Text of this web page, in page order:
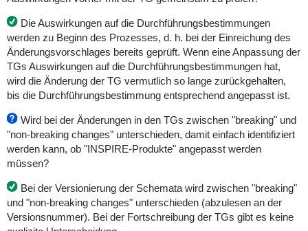
Die Auswirkungen auf die Durchführungsbestimmungen
werden zu Beginn des Prozesses, d. h. bei der Einreichung des
Änderungsvorschlages bereits geprüft. Wenn eine Anpassung der
TGs Auswirkungen auf die Durchführungsbestimmungen hat,
wird die Änderung der TG vermutlich so lange zurückgehalten,
bis die Durchführungsbestimmung entsprechend angepasst ist.
Wird bei der Änderungen in den TGs zwischen "breaking" und
"non-breaking changes" unterschieden, damit einfach identifiziert
werden kann, ob "INSPIRE-Produkte" angepasst werden
müssen?
Bei der Versionierung der Schemata wird zwischen "breaking"
und "non-breaking changes" unterschieden (abzulesen an der
Versionsnummer). Bei der Fortschreibung der TGs gibt es keine